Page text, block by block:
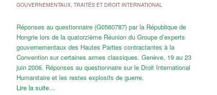
GOUVERNEMENTAUX, TRAITÉS ET DROIT INTERNATIONAL
Réponses au questionnaire (G0560787) par la République de
Hongrie lors de la quatorzième Réunion du Groupe d’experts
gouvernementaux des Hautes Parties contractantes à la
Convention sur certaines armes classiques. Genève, 19 au 23
juin 2006. Réponses au questionnaire sur le Droit International
Humanitaire et les restes explosifs de guerre.
Lire la suite…